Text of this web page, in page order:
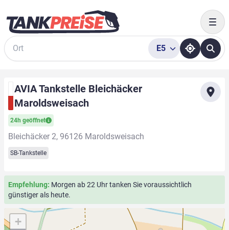
Suche
E5
AVIA Tankstelle Bleichäcker
Maroldsweisach
24h geöffnet
Bleichäcker 2, 96126 Maroldsweisach
SB-Tankstelle
Empfehlung: Morgen ab 22 Uhr tanken Sie voraussichtlich
günstiger als heute.
+